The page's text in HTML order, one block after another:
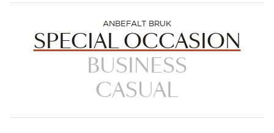
ANBEFALT BRUK
SPECIAL OCCASION
BUSINESS
CASUAL